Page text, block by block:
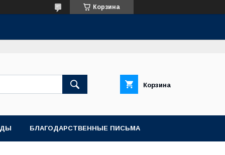
Корзина
Корзина
БЛАГОДАРСТВЕННЫЕ ПИСЬМА